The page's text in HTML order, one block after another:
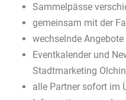
Sammelpässe
gemeinsam mit der
wechselnde
Eventkalender und
Stadtmarketing
alle Partner sofort im